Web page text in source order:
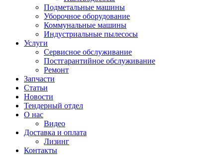
Подметальные машины
Уборочное оборудование
Коммунальные машины
Индустриальные пылесосы
Услуги
Сервисное обслуживание
Постгарантийное обслуживание
Ремонт
Запчасти
Статьи
Новости
Тендерный отдел
О нас
Видео
Доставка и оплата
Лизинг
Контакты